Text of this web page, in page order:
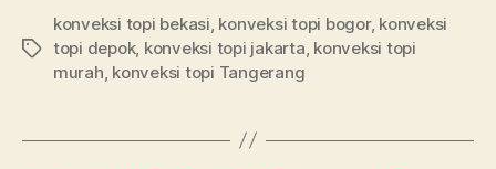
Tags
konveksi topi bekasi konveksi topi bogor, konveksi
topi depok, konveksi topi jakarta konveksi topi
murah konveksi topi Tangerang